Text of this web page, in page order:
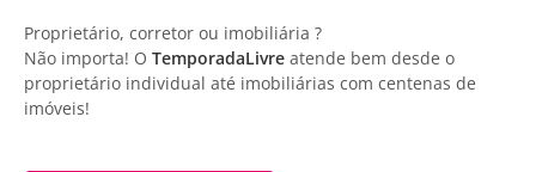
Proprietário, corretor ou imobiliária ?
Não importa! O TemporadaLivre atende bem desde o
proprietário individual até imobiliárias com centenas de
imóveis!